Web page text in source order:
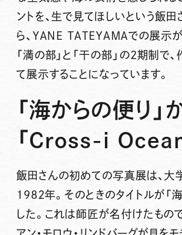
ントを、生で見てほしいという飯
ら、YANE TATEYAMAでの展示が
「満の部」と「干の部」の2期制で
て展示することになっています。
「海からの便り」
「Cross-i
飯田さんの初めての写真展は、大
1982年。そのときのタイトルが「
した。これは師匠が名付けたもの